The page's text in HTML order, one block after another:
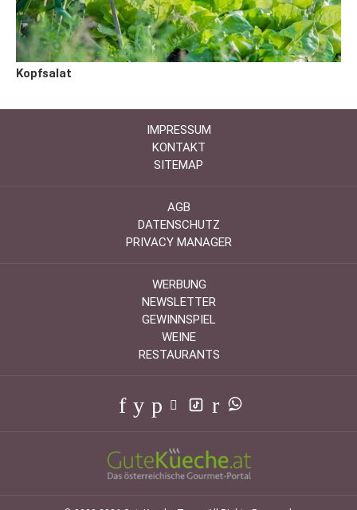
Kopfsalat
IMPRESSUM
KONTAKT
SITEMAP
AGB
DATENSCHUTZ
PRIVACY MANAGER
WERBUNG
NEWSLETTER
GEWINNSPIEL
WEINE
RESTAURANTS